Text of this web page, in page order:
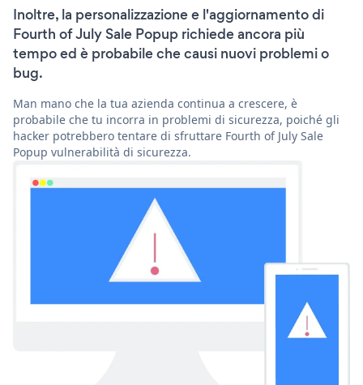
Inoltre, la personalizzazione e l'aggiornamento di
Fourth of July Sale Popup richiede ancora più
tempo ed è probabile che causi nuovi problemi o
bug.
Man mano che la tua azienda continua a crescere, è
probabile che tu incorra in problemi di sicurezza, poiché gli
hacker potrebbero tentare di sfruttare Fourth of July Sale
Popup vulnerabilità di sicurezza.